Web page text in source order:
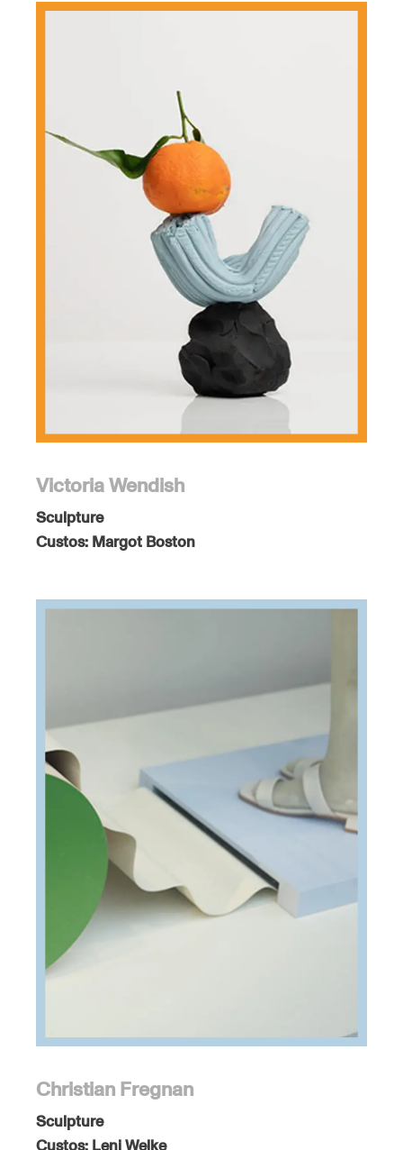
Victoria Wendish
Sculpture
Custos: Margot Boston
Christian Fregnan
Sculpture
Custos: Leni Welke